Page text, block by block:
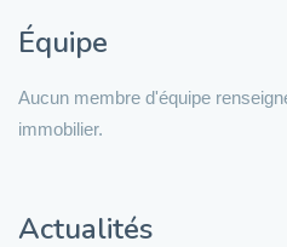
Équipe
Aucun membre d'équipe
immobilier.
Actualités